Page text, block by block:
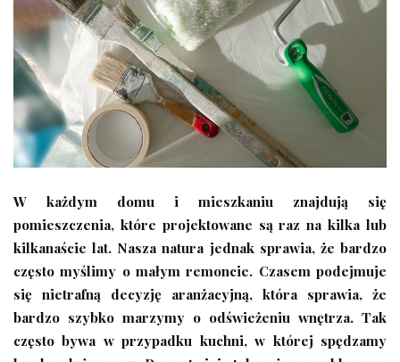
W każdym domu i mieszkaniu znajdują się
pomieszczenia, które projektowane są raz na kilka lub
kilkanaście lat. Nasza natura jednak sprawia, że bardzo
często myślimy o małym remoncie. Czasem podejmuje
się nietrafną decyzję aranżacyjną, która sprawia, że
bardzo szybko marzymy o odświeżeniu wnętrza. Tak
często bywa w przypadku kuchni, w której spędzamy